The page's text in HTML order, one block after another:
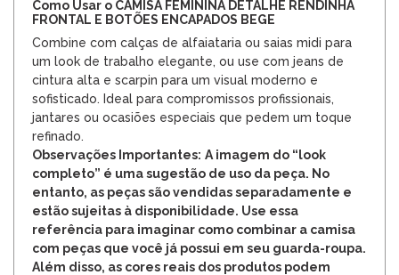
Como Usar o CAMISA FEMININA DETALHE RENDINHA
FRONTAL E BOTÕES ENCAPADOS BEGE
Combine com calças de alfaiataria ou saias midi para
um look de trabalho elegante, ou use com jeans de
cintura alta e scarpin para um visual moderno e
sofisticado. Ideal para compromissos profissionais,
jantares ou ocasiões especiais que pedem um toque
refinado.
Observações Importantes: A imagem do “look
completo” é uma sugestão de uso da peça. No
entanto, as peças são vendidas separadamente e
estão sujeitas à disponibilidade. Use essa
referência para imaginar como combinar a camisa
com peças que você já possui em seu guarda-roupa.
Além disso, as cores reais dos produtos podem